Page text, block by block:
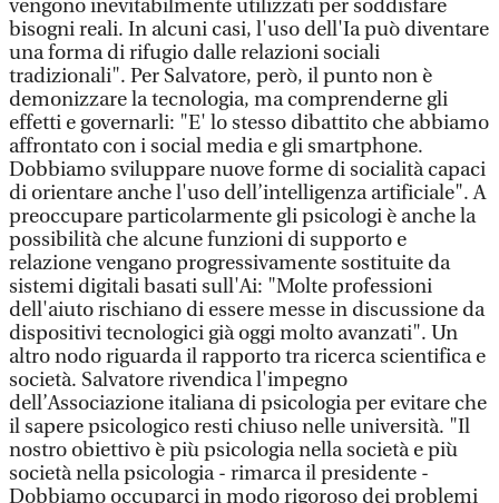
vengono inevitabilmente utilizzati per soddisfare
bisogni reali. In alcuni casi, l'uso dell'Ia può diventare
una forma di rifugio dalle relazioni sociali
tradizionali". Per Salvatore, però, il punto non è
demonizzare la tecnologia, ma comprenderne gli
effetti e governarli: "E' lo stesso dibattito che abbiamo
affrontato con i social media e gli smartphone.
Dobbiamo sviluppare nuove forme di socialità capaci
di orientare anche l'uso dell’intelligenza artificiale". A
preoccupare particolarmente gli psicologi è anche la
possibilità che alcune funzioni di supporto e
relazione vengano progressivamente sostituite da
sistemi digitali basati sull'Ai: "Molte professioni
dell'aiuto rischiano di essere messe in discussione da
dispositivi tecnologici già oggi molto avanzati". Un
altro nodo riguarda il rapporto tra ricerca scientifica e
società. Salvatore rivendica l'impegno
dell’Associazione italiana di psicologia per evitare che
il sapere psicologico resti chiuso nelle università. "Il
nostro obiettivo è più psicologia nella società e più
società nella psicologia - rimarca il presidente -
Dobbiamo occuparci in modo rigoroso dei problemi